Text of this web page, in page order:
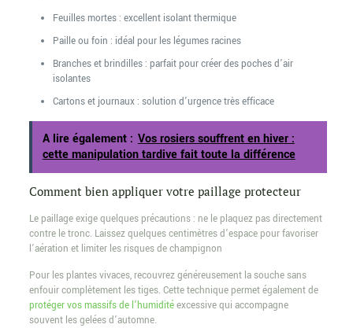
Feuilles mortes : excellent isolant thermique
Paille ou foin : idéal pour les légumes racines
Branches et brindilles : parfait pour créer des poches d’air
isolantes
Cartons et journaux : solution d’urgence très efficace
A lire également : Vos rosiers souffrent en hiver :
cette manipulation tardive fait toute la différence
Comment bien appliquer votre paillage protecteur
Le paillage exige quelques précautions : ne le plaquez pas directement
contre le tronc. Laissez quelques centimètres d’espace pour favoriser
l’aération et limiter les risques de champignon
Pour les plantes vivaces, recouvrez généreusement la souche sans
enfouir complètement les tiges. Cette technique permet également de
protéger vos massifs de l’humiditéexcessive qui accompagne
souvent les gelées d’automne.